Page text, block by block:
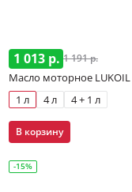
1 013 р. 1 191 р.
Масло моторное LUKOIL
1 л
4 л 4 + 1 л
В корзину
-15%